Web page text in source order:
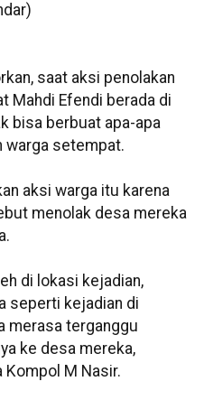
saat aksi penolakan
Mahdi Efendi berada di
bisa berbuat apa-apa
warga setempat.
aksi warga itu karena
menolak desa mereka
di lokasi kejadian,
seperti kejadian di
merasa terganggu
ke desa mereka,
Kompol M Nasir.